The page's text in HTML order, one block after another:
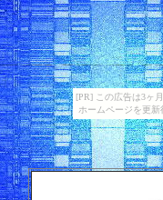
[PR] この広告は3ヶ
ホームページを更